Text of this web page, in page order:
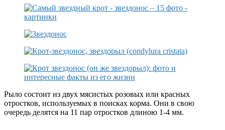
Рыло состоит из двух мясистых розовых или красных
отростков, используемых в поисках корма. Они в свою
очередь делятся на 11 пар отростков длиною 1-4 мм.